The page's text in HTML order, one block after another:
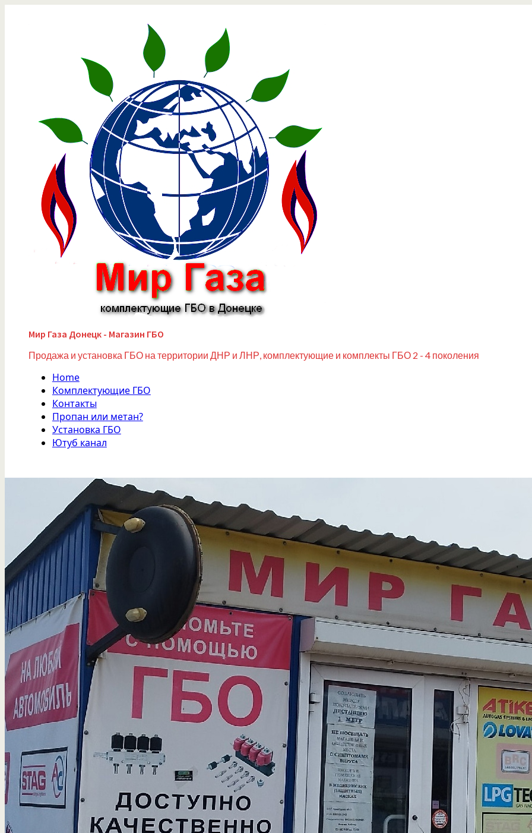
Мир Газа Донецк - Магазин ГБО
Продажа и установка ГБО на территории ДНР и ЛНР, комплектующие и комплекты ГБО 2 - 4 поколения
Home
Комплектующие ГБО
Контакты
Пропан или метан?
Установка ГБО
Ютуб канал